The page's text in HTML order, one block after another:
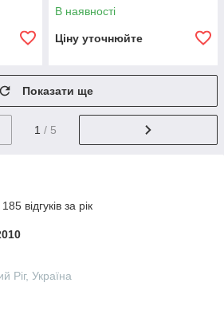
В наявності
Ціну уточнюйте
Показати ще
1 / 5
відгуків за рік
Ріг, Україна